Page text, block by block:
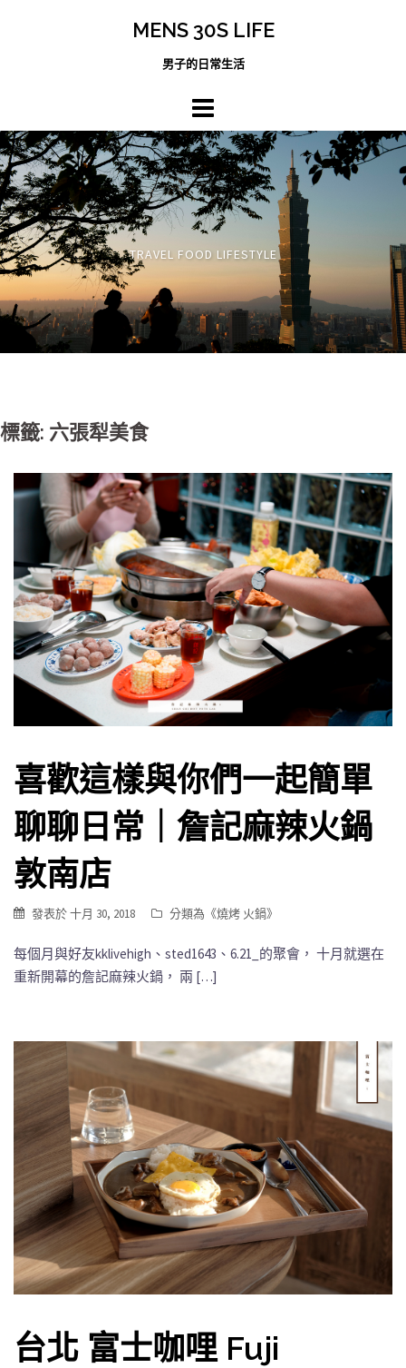
MENS 30S LIFE
男子的日常生活
TRAVEL FOOD LIFESTYLE
標籤: 六張犁美食
喜歡這樣與你們一起簡單
聊聊日常｜詹記麻辣火鍋
敦南店
發表於十月 30, 2018 分類為《燒烤 火鍋》
每個月與好友kklivehigh、sted1643、6.21_的聚會， 十月就選在
重新開幕的詹記麻辣火鍋， 兩 […]
台北 富士咖哩 Fuji